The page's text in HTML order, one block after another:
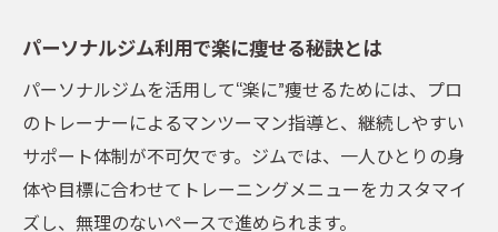
パーソナルジム利用で楽に痩せる秘訣とは
パーソナルジムを活用して“楽に”痩せるためには、プロ
のトレーナーによるマンツーマン指導と、継続しやすい
サポート体制が不可欠です。ジムでは、一人ひとりの身
体や目標に合わせてトレーニングメニューをカスタマイ
ズし、無理のないペースで進められます。